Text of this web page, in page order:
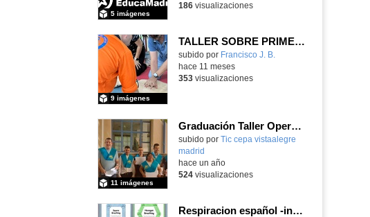
5 imágenes
186visualizaciones
TALLER SOBRE PRIMEROS AUXILIOS PARA PROFES Y REPRESENTANTES DEL AMPA
subido por Francisco J. B.
9 imágenes
hace 11 meses
353visualizaciones
Graduación Taller Operativo de Jardinería 2025
subido por Tic cepa vistaalegre
madrid
11 imágenes
hace un año
524visualizaciones
Respiracion español -inglés taller triple A